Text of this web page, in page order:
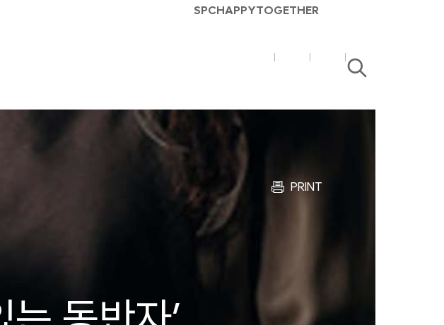
SPCHAPPYTOGETHER
SPC
브
SPC
검
PRINT